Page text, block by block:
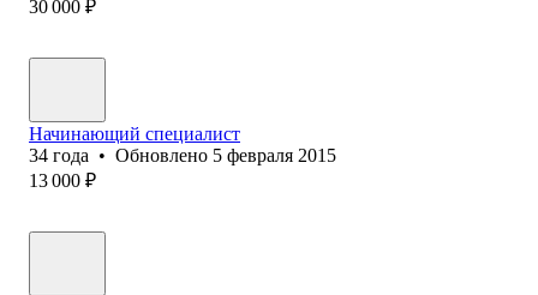
30 000 ₽
Начинающий специалист
34 года • Обновлено 5 февраля 2015
13 000 ₽